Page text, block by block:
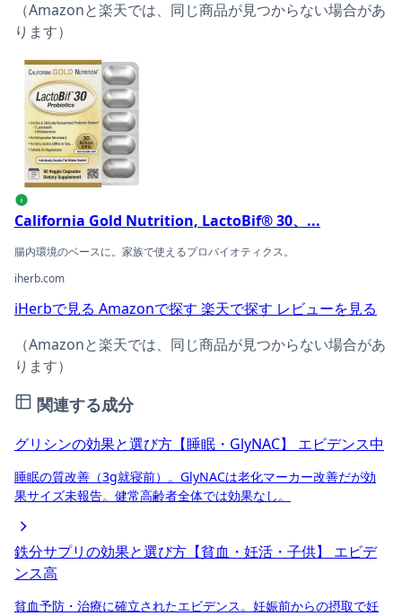
（Amazonと楽天では、同じ商品が見つからない場合があ
ります）
California Gold Nutrition, LactoBif® 30、300億CFU、60
i
California Gold Nutrition, LactoBif® 30、...
腸内環境のベースに。家族で使えるプロバイオティクス。
iherb.com
iHerbで見る Amazonで探す 楽天で探す レビューを見る
（Amazonと楽天では、同じ商品が見つからない場合があ
ります）
関連する成分
グリシンの効果と選び方【睡眠・GlyNAC】 エビデンス中
睡眠の質改善（3g就寝前）。GlyNACは老化マーカー改善だが効
果サイズ未報告。健常高齢者全体では効果なし。
鉄分サプリの効果と選び方【貧血・妊活・子供】
エビデ
ンス高
貧血予防・治療に確立されたエビデンス。妊娠前からの摂取で妊